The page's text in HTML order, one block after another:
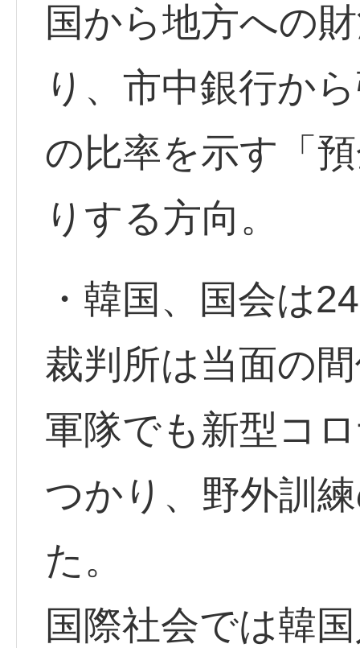
国から地方への
り、市中銀行か
の比率を示す「
りする方向。
・韓国、国会は
裁判所は当面の
軍隊でも新型コ
つかり、野外訓
た。
国際社会では韓